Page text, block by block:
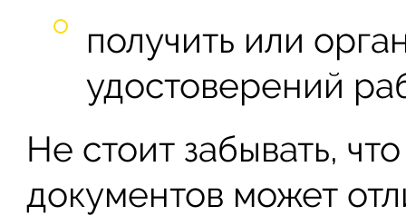
получить или
удостоверений
Не стоит забывать,
документов может